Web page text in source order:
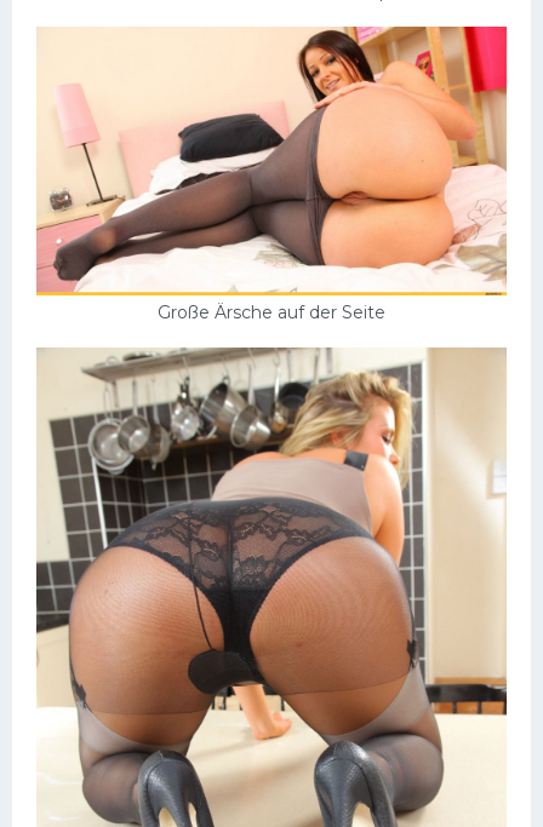
Große Ärsche auf der Seite